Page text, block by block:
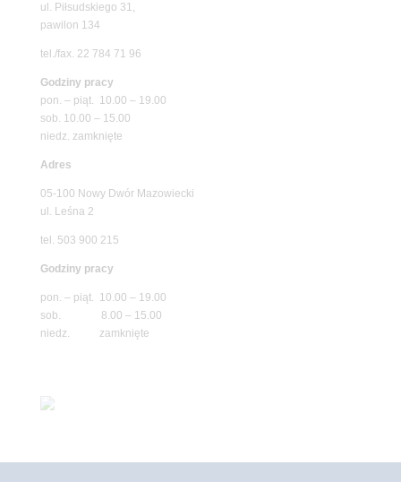
ul. Piłsudskiego 31,
pawilon 134
tel./fax. 22 784 71 96
Godziny pracy
pon. – piąt. 10.00 – 19.00
sob. 10.00 – 15.00
niedz. zamknięte
Adres
05-100 Nowy Dwór Mazowiecki
ul. Leśna 2
tel. 503 900 215
Godziny pracy
pon. – piąt. 10.00 – 19.00
sob. 8.00 – 15.00
niedz. zamknięte